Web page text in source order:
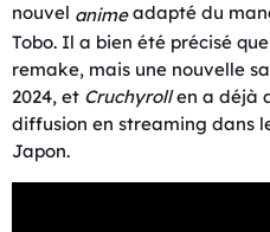
nouvel animeadapté du
Tobo. Il a bien été précisé
remake, mais une nouvelle
2024, et Cruchyrollen a déjà
diffusion en streaming dans
Japon.